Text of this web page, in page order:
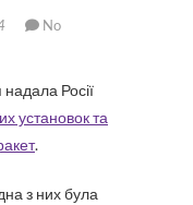
No
установок та
.
з них була